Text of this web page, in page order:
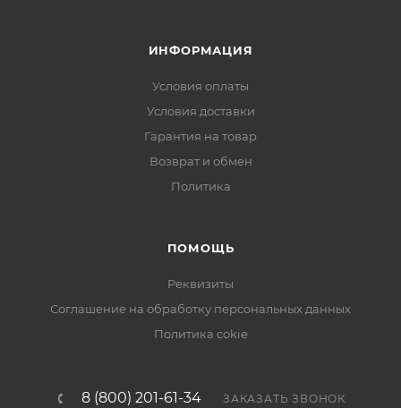
ИНФОРМАЦИЯ
Условия оплаты
Условия доставки
Гарантия на товар
Возврат и обмен
Политика
ПОМОЩЬ
Реквизиты
Соглашение на обработку персональных данных
Политика cokie
8 (800) 201-61-34 ЗАКАЗАТЬ ЗВОНОК